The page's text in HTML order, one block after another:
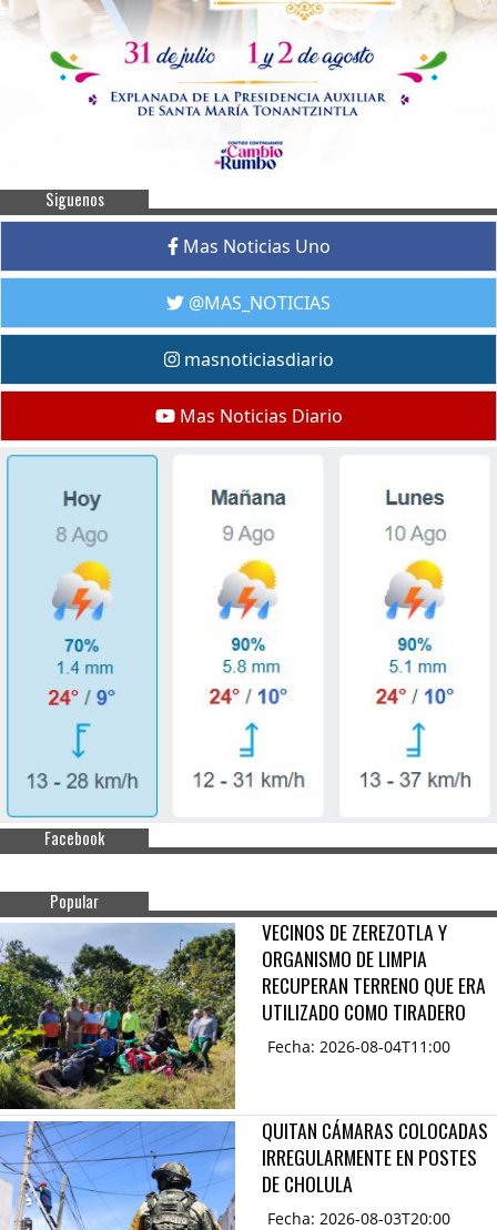
Siguenos
Mas Noticias Uno
@MAS_NOTICIAS
masnoticiasdiario
Mas Noticias Diario
Facebook
Popular
VECINOS DE ZEREZOTLA Y
ORGANISMO DE LIMPIA
RECUPERAN TERRENO QUE ERA
UTILIZADO COMO TIRADERO
Fecha: 2026-08-04T11:00
QUITAN CÁMARAS COLOCADAS
IRREGULARMENTE EN POSTES
DE CHOLULA
Fecha: 2026-08-03T20:00